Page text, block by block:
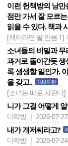
이런 헌책방의 낭
점만 가서 잘 모르
읽을 수 있다. 책과
[책이라면 팔 만큼 1]
소녀들의 비밀과
과거로 돌아간듯
록 생생할 일인가.
을 갖고..
100자평
[소녀는 따로 자란다]
니가 그걸 어떻게
다락방 | 2026-07-
내가 개저씨라고?
다락방 | 2026-07-